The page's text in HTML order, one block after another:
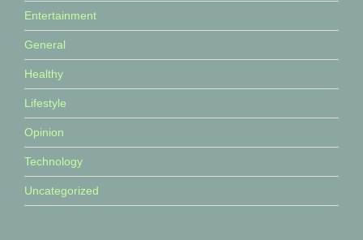
Entertainment
General
Healthy
Lifestyle
Opinion
Technology
Uncategorized